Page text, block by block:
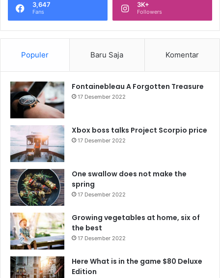
3,647
Fans
3K+
Followers
Populer Baru Saja Komentar
Fontainebleau A Forgotten Treasure
17 Desember 2022
Xbox boss talks Project Scorpio price
17 Desember 2022
One swallow does not make the
spring
17 Desember 2022
Growing vegetables at home, six of
the best
17 Desember 2022
Here What is in the game $80 Deluxe
Edition